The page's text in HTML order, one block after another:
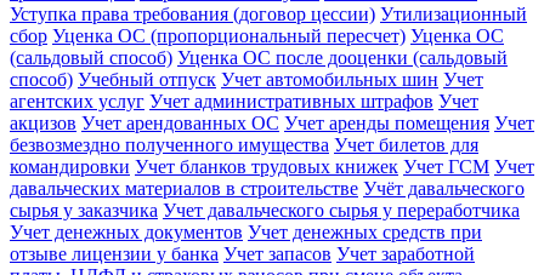
Уступка права требования (договор цессии) Утилизационный
сбор Уценка ОС (пропорциональный пересчет) Уценка ОС
(сальдовый способ) Уценка ОС после дооценки (сальдовый
способ) Учебный отпуск Учет автомобильных шин Учет
агентских услуг Учет административных штрафов Учет
акцизов Учет арендованных ОС Учет аренды помещения Учет
безвозмездно полученного имущества Учет билетов для
командировки Учет бланков трудовых книжек Учет ГСМ Учет
давальческих материалов в строительстве Учёт давальческого
сырья у заказчика Учет давальческого сырья у переработчика
Учет денежных документов Учет денежных средств при
отзыве лицензии у банка Учет запасов Учет заработной